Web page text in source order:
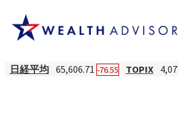
日経平均 65,606.71 -76.55 TOPIX